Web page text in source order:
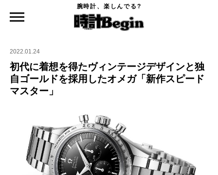
腕時計、楽しんでる?
初代に着想を得たヴィンテージデザインと独自ゴールドを採用したオメガ「新作スピ
2022.01.24
初代に着想を得たヴィンテージデザインと独
自ゴールドを採用したオメガ「新作スピード
マスター」